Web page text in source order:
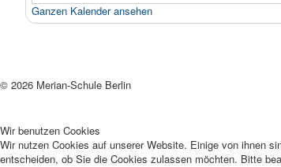
Ganzen Kalender ansehen
© 2026 Merian-Schule Berlin
Wir benutzen Cookies
Wir nutzen Cookies auf unserer Website. Einige von ihnen
entscheiden, ob Sie die Cookies zulassen möchten. Bitte